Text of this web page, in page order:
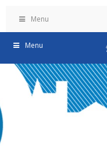
Menu
Menu